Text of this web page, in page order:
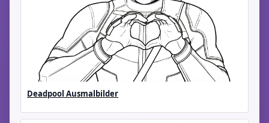
Deadpool Ausmalbilder